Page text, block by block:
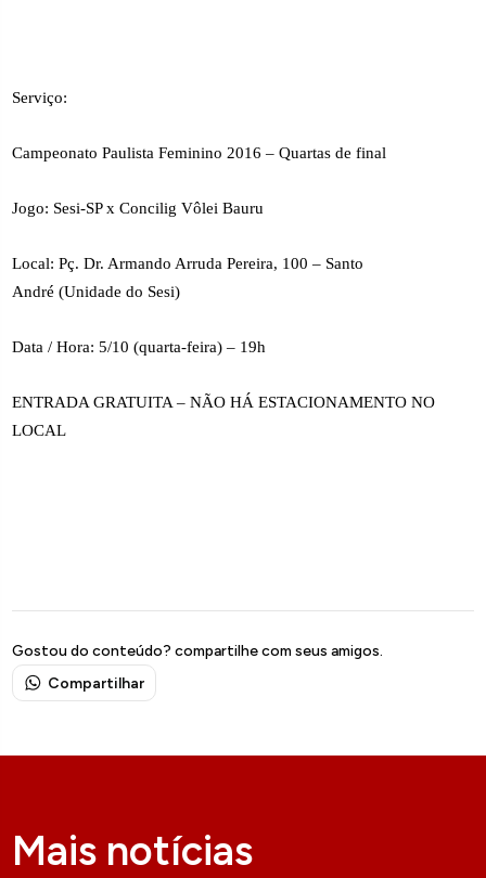
Serviço:
Campeonato Paulista Feminino 2016 – Quartas de final
Jogo: Sesi-SP x Concilig Vôlei Bauru
Local: Pç. Dr. Armando Arruda Pereira, 100 – Santo
André (Unidade do Sesi)
Data / Hora: 5/10 (quarta-feira) – 19h
ENTRADA GRATUITA – NÃO HÁ ESTACIONAMENTO NO
LOCAL
Gostou do conteúdo? compartilhe com seus amigos.
Compartilhar
Mais notícias